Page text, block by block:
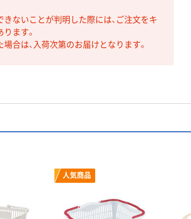
ないことが判明した際には、ご注文をキ
ます。
合は、入荷次第のお届けとなります。
人気商品